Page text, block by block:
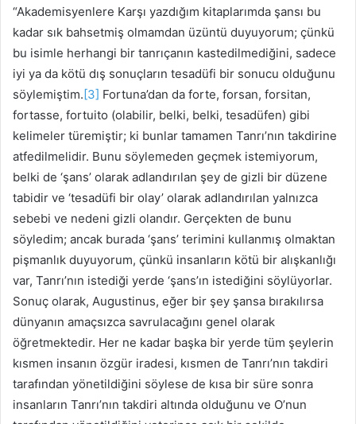
“Akademisyenlere Karşı yazdığım kitaplarımda şansı bu
kadar sık ​​​​bahsetmiş olmamdan üzüntü duyuyorum; çünkü
bu isimle herhangi bir tanrıçanın kastedilmediğini, sadece
iyi ya da kötü dış sonuçların tesadüfi bir sonucu olduğunu
söylemiştim. [3] Fortuna’dan da forte, forsan, forsitan,
fortasse, fortuito (olabilir, belki, belki, tesadüfen) gibi
kelimeler türemiştir; ki bunlar tamamen Tanrı’nın takdirine
atfedilmelidir. Bunu söylemeden geçmek istemiyorum,
belki de ‘şans’ olarak adlandırılan şey de gizli bir düzene
tabidir ve ‘tesadüfi bir olay’ olarak adlandırılan yalnızca
sebebi ve nedeni gizli olandır. Gerçekten de bunu
söyledim; ancak burada ‘şans’ terimini kullanmış olmaktan
pişmanlık duyuyorum, çünkü insanların kötü bir alışkanlığı
var, Tanrı’nın istediği yerde ‘şans’ın istediğini söylüyorlar.
Sonuç olarak, Augustinus, eğer bir şey şansa bırakılırsa
dünyanın amaçsızca savrulacağını genel olarak
öğretmektedir. Her ne kadar başka bir yerde tüm şeylerin
kısmen insanın özgür iradesi, kısmen de Tanrı’nın takdiri
tarafından yönetildiğini söylese de kısa bir süre sonra
insanların Tanrı’nın takdiri altında olduğunu ve O’nun